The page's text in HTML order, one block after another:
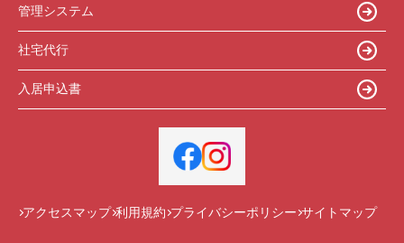
管理システム
社宅代行
入居申込書
アクセスマップ 利用規約 プライバシーポリシー サイトマップ